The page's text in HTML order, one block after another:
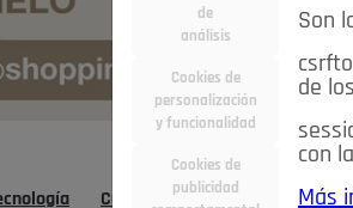
Cultura Deportes
de
análisis
Cookies de
personalización
y funcionalidad
Cookies de
publicidad
Son
de
con
Más